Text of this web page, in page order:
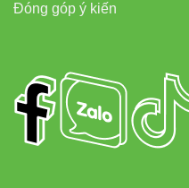
Đóng góp ý kiến